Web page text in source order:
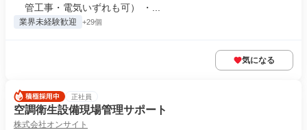
管工事・電気いずれも可） ・...
業界未経験歓迎 +29個
気になる
正社員
空調衛生設備現場管理サポート
株式会社オンサイト